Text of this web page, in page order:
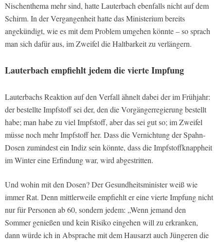
Nischenthema mehr sind, hatte Lauterbach ebenfalls nicht auf dem
Schirm. In der Vergangenheit hatte das Ministerium bereits
angekündigt, wie es mit dem Problem umgehen könnte – so sprach
man sich dafür aus, im Zweifel die Haltbarkeit zu verlängern.
Lauterbach empfiehlt jedem die vierte Impfung
Lauterbachs Reaktion auf den Verfall ähnelt dabei der im Frühjahr:
der bestellte Impfstoff sei der, den die Vorgängerregierung bestellt
habe; man habe zu viel Impfstoff, aber das sei gut so; im Zweifel
müsse noch mehr Impfstoff her. Dass die Vernichtung der Spahn-
Dosen zumindest ein Indiz sein könnte, dass die Impfstoffknappheit
im Winter eine Erfindung war, wird abgestritten.
Und wohin mit den Dosen? Der Gesundheitsminister weiß wie
immer Rat. Denn mittlerweile empfiehlt er eine vierte Impfung nicht
nur für Personen ab 60, sondern jedem: „Wenn jemand den
Sommer genießen und kein Risiko eingehen will zu erkranken,
dann würde ich in Absprache mit dem Hausarzt auch Jüngeren die